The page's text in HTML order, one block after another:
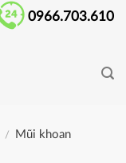
0966.703.610
/ Mũi khoan